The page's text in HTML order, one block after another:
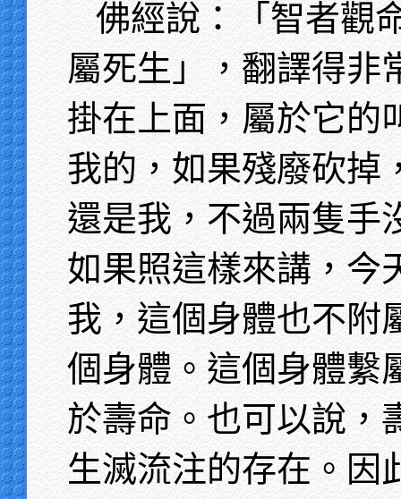
佛經說：「智者觀
屬死生」，翻譯得非
掛在上面，屬於它的
我的，如果殘廢砍掉
還是我，不過兩隻手
如果照這樣來講，今
我，這個身體也不附
個身體。這個身體繫
於壽命。也可以說，
生滅流注的存在。因